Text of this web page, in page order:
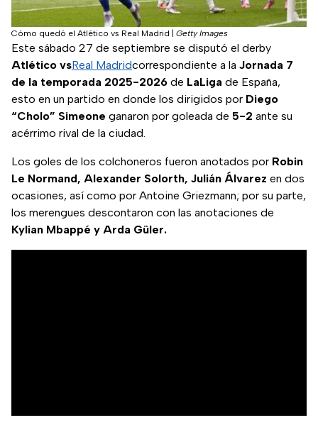
Cómo quedó el Atlético vs Real Madrid Getty Images
Este sábado 27 de septiembre se disputó el derby
Atlético vsReal Madridcorrespondiente a la Jornada 7
de la temporada 2025-2026 de LaLiga de España,
esto en un partido en donde los dirigidos por Diego
“Cholo” Simeone ganaron por goleada de 5-2 ante su
acérrimo rival de la ciudad.
Los goles de los colchoneros fueron anotados por Robin
Le Normand, Alexander Solorth, Julián Álvarez en dos
ocasiones, así como por Antoine Griezmann; por su parte,
los merengues descontaron con las anotaciones de
Kylian Mbappé y Arda Güler.